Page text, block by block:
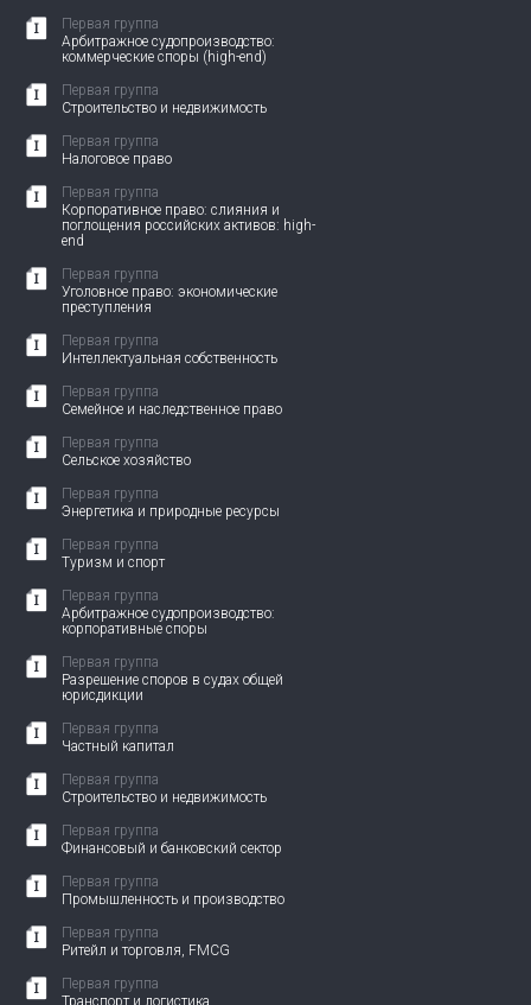
Первая группа
Арбитражное судопроизводство:
коммерческие споры (high-end)
Первая группа
Строительство и недвижимость
Первая группа
Налоговое право
Первая группа
Корпоративное право: слияния и
поглощения российских активов: high-
end
Первая группа
Уголовное право: экономические
преступления
Первая группа
Интеллектуальная собственность
Первая группа
Семейное и наследственное право
Первая группа
Сельское хозяйство
Первая группа
Энергетика и природные ресурсы
Первая группа
Туризм и спорт
Первая группа
Арбитражное судопроизводство:
корпоративные споры
Первая группа
Разрешение споров в судах общей
юрисдикции
Первая группа
Частный капитал
Первая группа
Строительство и недвижимость
Первая группа
Финансовый и банковский сектор
Первая группа
Промышленность и производство
Первая группа
Ритейл и торговля, FMCG
Первая группа
Транспорт и логистика